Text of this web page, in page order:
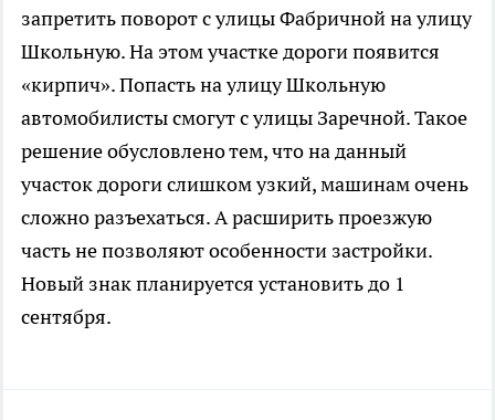
запретить поворот с улицы Фабричной на улицу
Школьную. На этом участке дороги появится
«кирпич». Попасть на улицу Школьную
автомобилисты смогут с улицы Заречной. Такое
решение обусловлено тем, что на данный
участок дороги слишком узкий, машинам очень
сложно разъехаться. А расширить проезжую
часть не позволяют особенности застройки.
Новый знак планируется установить до 1
сентября.